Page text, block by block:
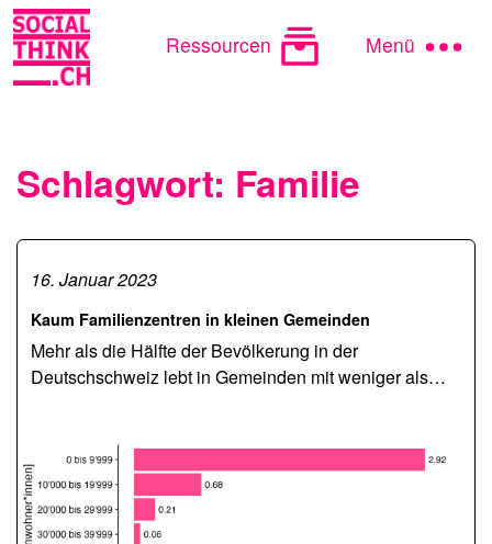
Ressourcen Menü
Schlagwort: Familie
16. Januar 2023
Kaum Familienzentren in kleinen Gemeinden
Mehr als die Hälfte der Bevölkerung in der
Deutschschweiz lebt in Gemeinden mit weniger als…